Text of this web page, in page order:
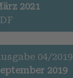
2021
04/2019
2019